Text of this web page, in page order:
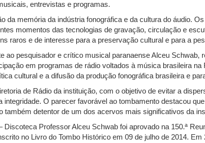
entrevistas e programas.
da memória da indústria fonográfica e da cultura do áudio.
momentos das tecnologias de gravação, circulação e
raros e de interesse para a preservação cultural e para a
ao pesquisador e crítico musical paranaense Alceu Schwab,
em programas de rádio voltados à música brasileira
cultural e a difusão da produção fonográfica brasileira e
de Rádio da instituição, com o objetivo de evitar a
O parecer favorável ao tombamento destacou
detentor de um dos acervos mais significativos da
Professor Alceu Schwab foi aprovado na 150.ª
no Livro do Tombo Histórico em 09 de julho de 2014.